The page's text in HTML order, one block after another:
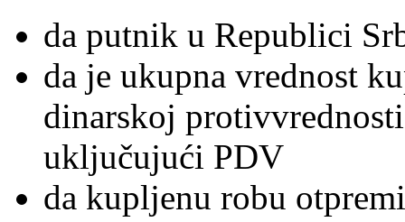
da putnik u Republici
da je ukupna vrednost
dinarskoj
uključujući PDV
da kupljenu robu